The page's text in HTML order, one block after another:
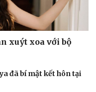
yêu - Gia đình
xuýt xoa với bộ
đã bí mật kết hôn tại